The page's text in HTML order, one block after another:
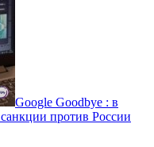
Google Goodbye : в
против России